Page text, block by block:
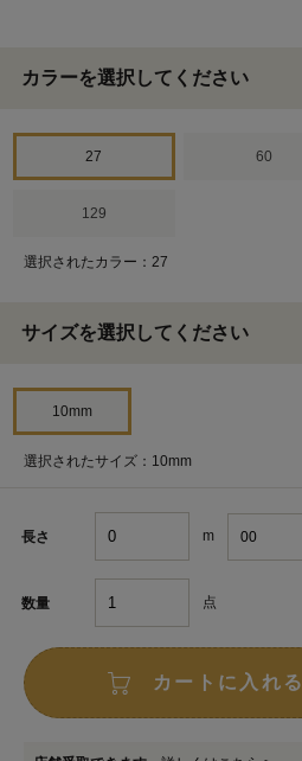
カラーを選択してください
27 60
129
選択されたカラー：27
サイズを選択してください
10mm
選択されたサイズ：10mm
長さ m
数量 点
カートに入れる